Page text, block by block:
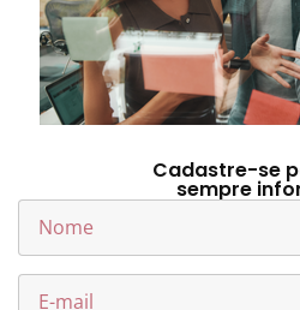
Cadastre-se
sempre